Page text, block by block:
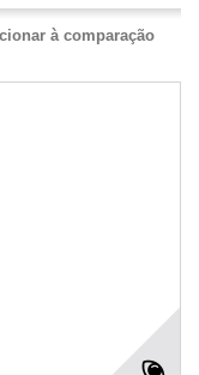
à comparação